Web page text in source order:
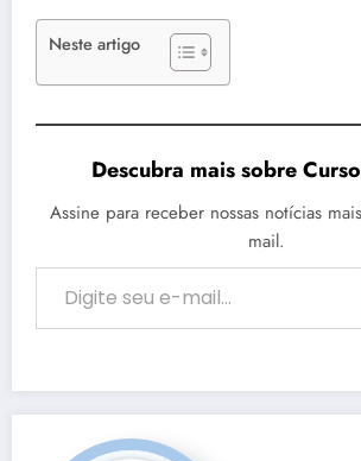
Neste artigo
Descubra mais sobre
Assine para receber nossas notícias
mail.
Digite seu e-mail…